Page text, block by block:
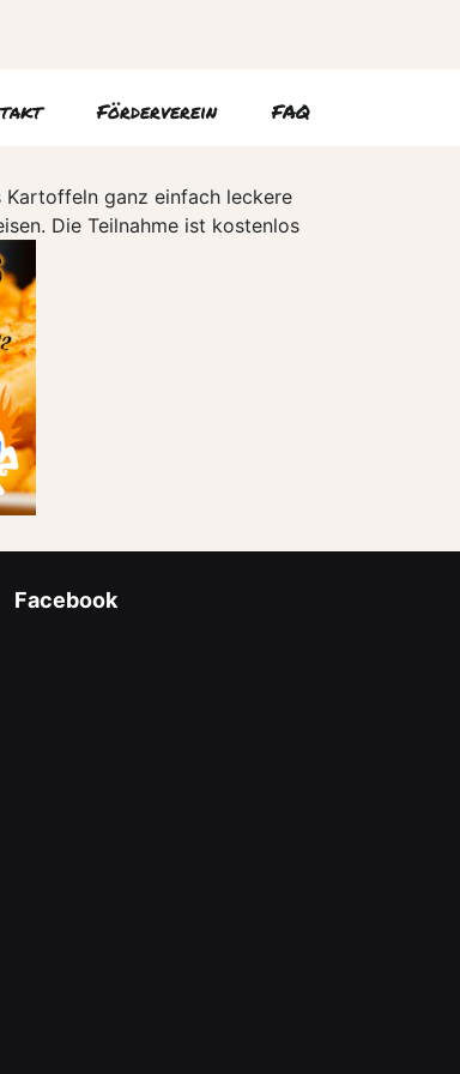
Förderverein FAQ
Kartoffeln ganz einfach leckere
Die Teilnahme ist kostenlos
Facebook